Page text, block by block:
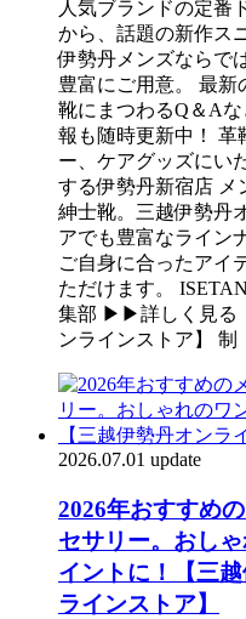
人気ブランドの定番
から、話題の新作ス
伊勢丹メンズならで
豊富にご用意。 最新
靴にまつわるQ＆A
報も随時更新中！ 革
ー、ケアグッズにい
する伊勢丹新宿店 メ
紳士靴。三越伊勢丹
アでも豊富なライン
ご自身に合ったアイ
ただけます。
集部 ▶▶詳しく見る
ンラインストア】 制
2026.07.01 update
2026年おすすめ
セサリー。おし
イントに！【三
ラインストア】